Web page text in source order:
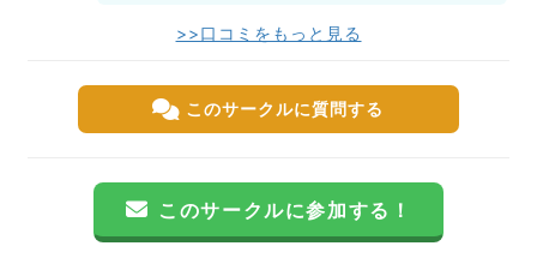
>>口コミをもっと見る
このサークルに質問する
このサークルに参加する！